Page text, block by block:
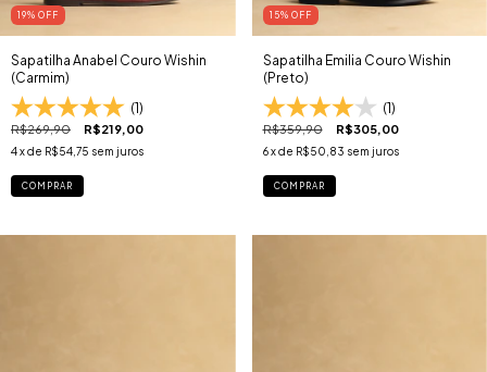
19% OFF
Sapatilha Anabel Couro Wishin
(Carmim)
(1)
R$269,90 R$219,00
4x de R$54,75 sem juros
COMPRAR
15% OFF
Sapatilha Emilia Couro Wishin
(Preto)
(1)
R$359,90 R$305,00
6 x de R$50,83 sem juros
COMPRAR